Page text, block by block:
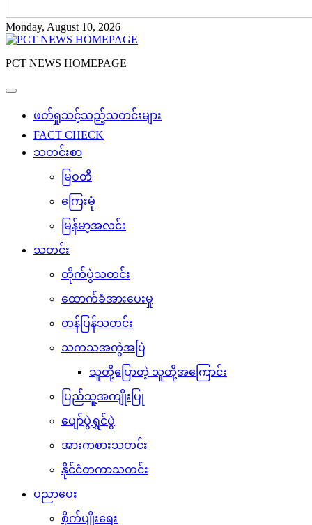
Monday, August 10, 2026
PCT NEWS HOMEPAGE
ဖတ်ရှုသင့်သည့်သတင်းများ
FACT CHECK
သတင်းစာ
မြဝတီ
ကြေးမုံ
မြန်မာ့အလင်း
သတင်း
တိုက်ပွဲသတင်း
ထောက်ခံအားပေးမှု
တန်ပြန်သတင်း
သကသအကွဲအပြဲ
သူတို့ပြောတဲ့ သူတို့အကြောင်း
ပြည်သူ့အကျိုးပြု
ပျော်ပွဲရွှင်ပွဲ
အားကစားသတင်း
နိုင်ငံတကာသတင်း
ပညာပေး
စိုက်ပျိုးရေး